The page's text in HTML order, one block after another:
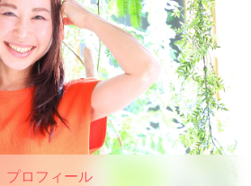
プロフィール